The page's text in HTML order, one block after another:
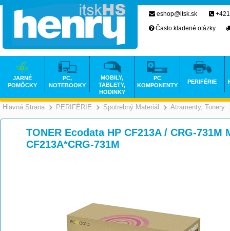
Hlavná Strana >
PERIFÉRIE >
Spotrebný Materiál >
Atramenty, Tonery
TONER Ecodata HP CF213A / CRG-731M
CF213A*CRG-731M
eshop@itsk.sk
Často kladené otázky
JARNÉ
POMÔCKY
PC,
NOTEBOOKY
MOBILY,
TABLETY,
HODINKY
PC
KOMPONENTY
PERIFÉRIE